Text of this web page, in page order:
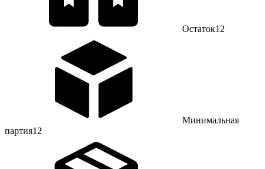
Остаток12
Минимальная
партия12